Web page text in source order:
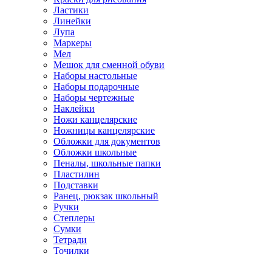
Ластики
Линейки
Лупа
Маркеры
Мел
Мешок для сменной обуви
Наборы настольные
Наборы подарочные
Наборы чертежные
Наклейки
Ножи канцелярские
Ножницы канцелярские
Обложки для документов
Обложки школьные
Пеналы, школьные папки
Пластилин
Подставки
Ранец, рюкзак школьный
Ручки
Степлеры
Сумки
Тетради
Точилки